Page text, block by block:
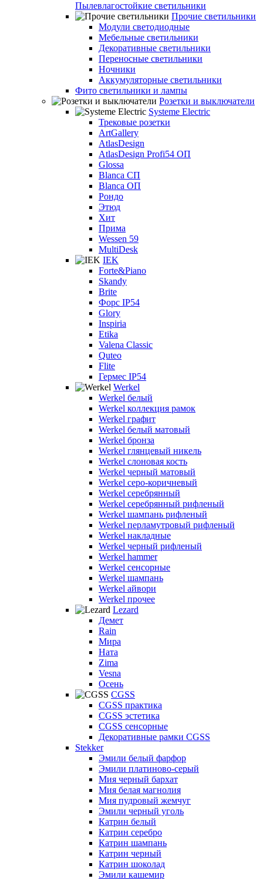
Пылевлагостойкие светильники
Прочие светильники
Модули светодиодные
Мебельные светильники
Декоративные светильники
Переносные светильники
Ночники
Аккумуляторные светильники
Фито светильники и лампы
Розетки и выключатели
Systeme Electric
Трековые розетки
ArtGallery
AtlasDesign
AtlasDesign Profi54 ОП
Glossa
Blanca СП
Blanca ОП
Рондо
Этюд
Хит
Прима
Wessen 59
MultiDesk
IEK
Forte&Piano
Skandy
Brite
Форс IP54
Glory
Inspiria
Etika
Valena Classic
Quteo
Flite
Гермес IP54
Werkel
Werkel белый
Werkel коллекция рамок
Werkel графит
Werkel белый матовый
Werkel бронза
Werkel глянцевый никель
Werkel слоновая кость
Werkel черный матовый
Werkel серо-коричневый
Werkel серебрянный
Werkel серебрянный рифленый
Werkel шампань рифленый
Werkel перламутровый рифленый
Werkel накладные
Werkel черный рифленый
Werkel hammer
Werkel сенсорные
Werkel шампань
Werkel айвори
Werkel прочее
Lezard
Демет
Rain
Мира
Ната
Zima
Vesna
Осень
CGSS
CGSS практика
CGSS эстетика
CGSS сенсорные
Декоративные рамки CGSS
Stekker
Эмили белый фарфор
Эмили платиново-серый
Мия черный бархат
Мия белая магнолия
Мия пудровый жемчуг
Эмили черный уголь
Катрин белый
Катрин серебро
Катрин шампань
Катрин черный
Катрин шоколад
Эмили кашемир